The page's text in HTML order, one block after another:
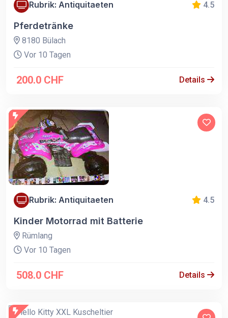
Rubrik: Antiquitaeten 4.5
Pferdetränke
8180 Bülach
Vor 10 Tagen
200.0 CHF Details
Rubrik: Antiquitaeten 4.5
Kinder Motorrad mit Batterie
Rümlang
Vor 10 Tagen
508.0 CHF Details